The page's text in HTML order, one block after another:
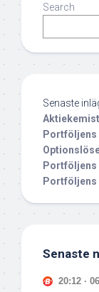
Search
Senaste
Portföljens
Portföljens
Portföljens
Senaste
20:12 ·